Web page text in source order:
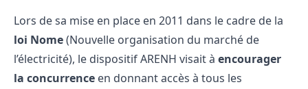
Lors de sa mise en place en 2011 dans le cadre de la
loi Nome(Nouvelle organisation du marché de
l’électricité), le dispositif ARENH visait à encourager
la concurrence en donnant accès à tous les